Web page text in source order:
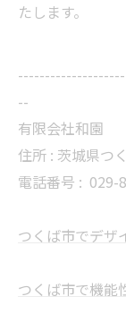
たします。
--
有限会社和園
住所 : 茨城県つ
電話番号 : 029-
つくば市でデザ
つくば市で機能